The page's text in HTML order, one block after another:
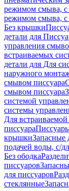
режимом смыва, с
режимом смыва, с
Без крышки
детали для
управления
встраиваемых
детали для Для
наружного
смывом писсуара
смывом писсуара
системой
системы
Для
писсуара
крышкиЗапасные
подачей воды, с/
Без ободка
писсуаров
для писсуаров
стеклянные